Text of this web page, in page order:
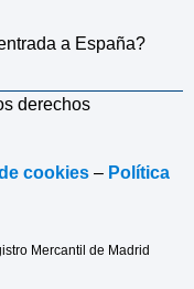
a España?
derechos
cookies – Política
Mercantil de Madrid